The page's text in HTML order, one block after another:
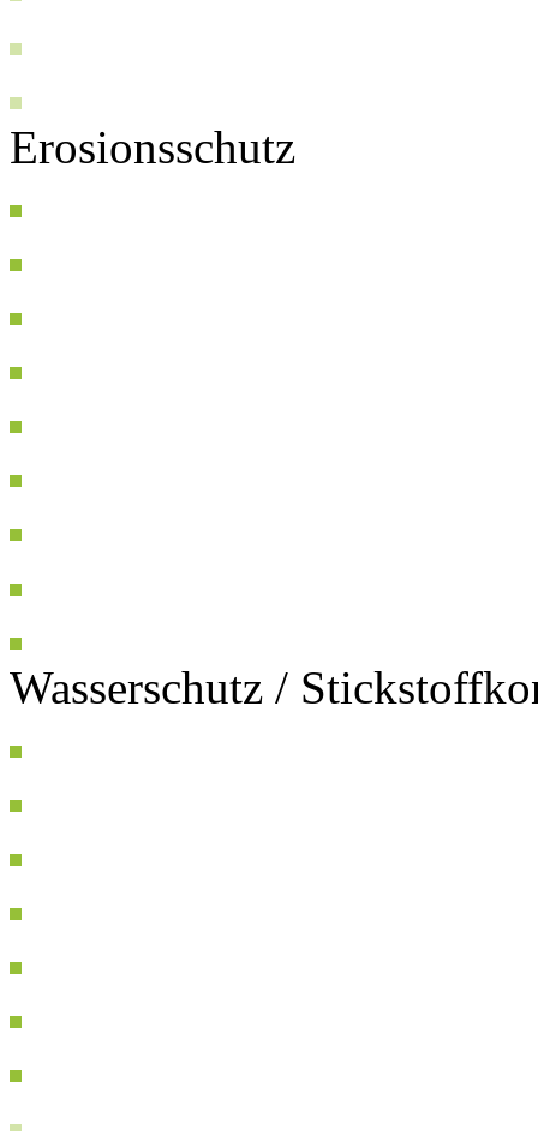
Erosionsschutz
Wasserschutz /